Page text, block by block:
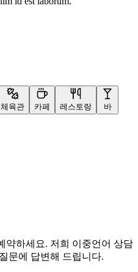
체육관 카페 레스토랑 바
약하세요. 저희 이중언어 상담
문에 답변해 드립니다.